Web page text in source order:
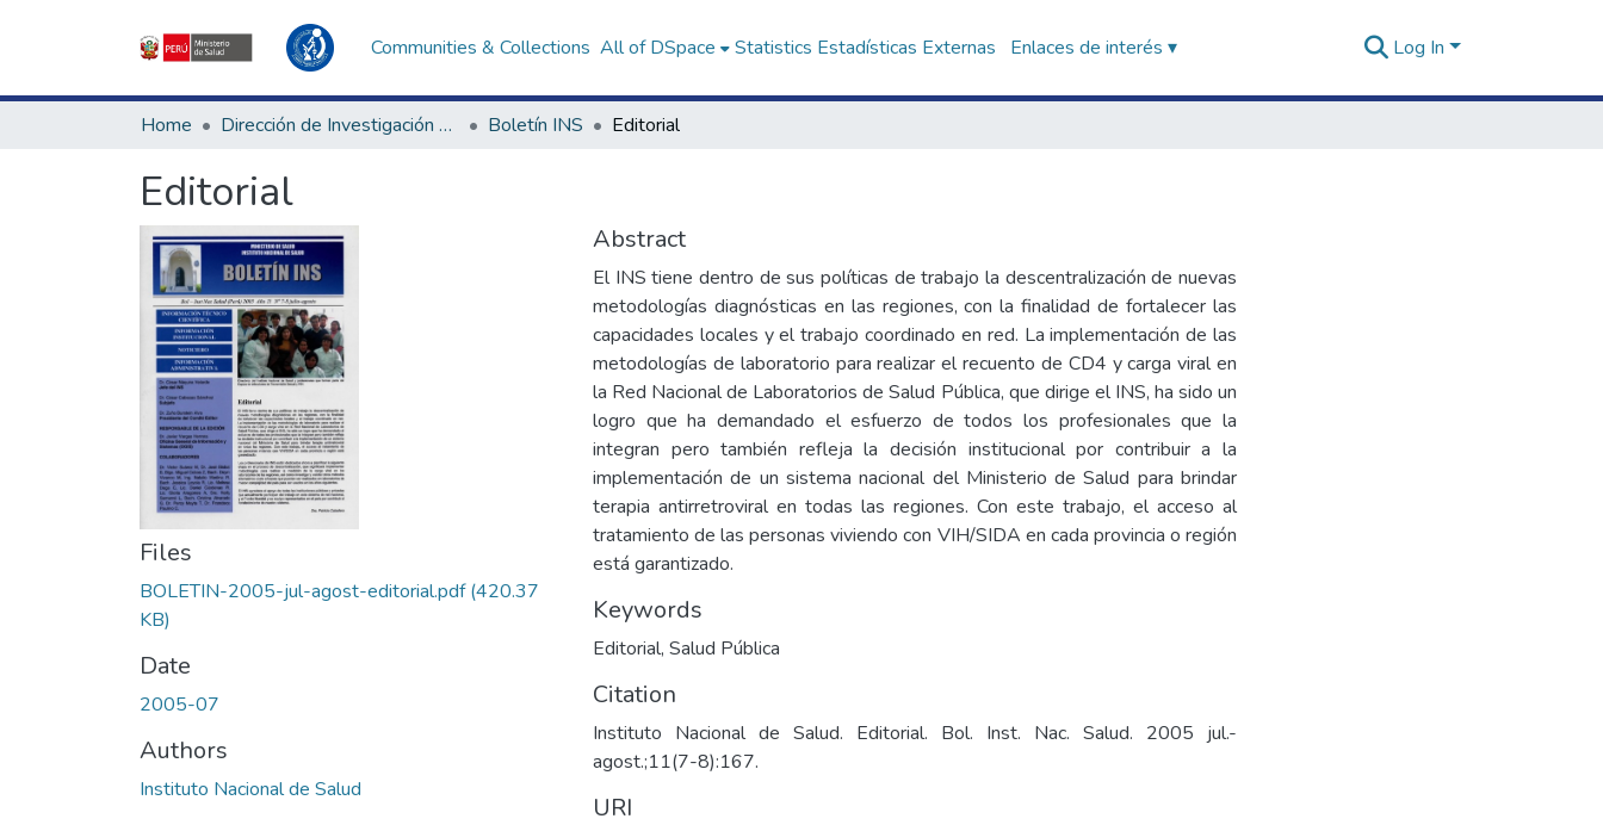
Communities & Collections All of DSpace Statistics Estadísticas Externas Enlaces de interés ▾ Log In
Home Dirección de Investigación e Innovación en Salud Boletín INS Editorial
Editorial
Files
BOLETIN-2005-jul-agost-editorial.pdf(420.37
KB)
Date
2005-07
Authors
Instituto Nacional de Salud
Abstract
El INS tiene dentro de sus políticas de trabajo la descentralización de nuevas
metodologías diagnósticas en las regiones, con la finalidad de fortalecer las
capacidades locales y el trabajo coordinado en red. La implementación de las
metodologías de laboratorio para realizar el recuento de CD4 y carga viral en
la Red Nacional de Laboratorios de Salud Pública, que dirige el INS, ha sido un
logro que ha demandado el esfuerzo de todos los profesionales que la
integran pero también refleja la decisión institucional por contribuir a la
implementación de un sistema nacional del Ministerio de Salud para brindar
terapia antirretroviral en todas las regiones. Con este trabajo, el acceso al
tratamiento de las personas viviendo con VIH/SIDA en cada provincia o región
está garantizado.
Keywords
Editorial, Salud Pública
Citation
Instituto Nacional de Salud. Editorial. Bol. Inst. Nac. Salud. 2005 jul.-
agost.;11(7-8):167.
URI